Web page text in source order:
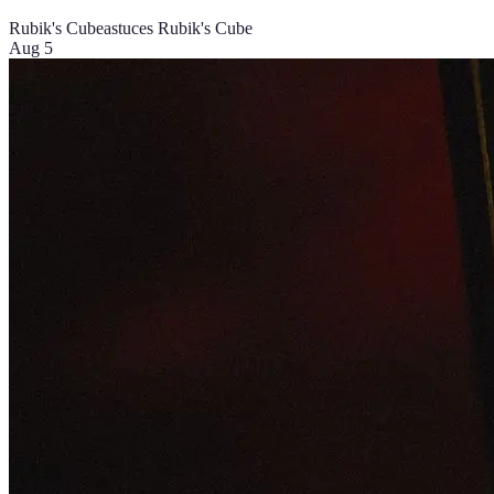
Rubik's Cubeastuces Rubik's Cube
Aug 5